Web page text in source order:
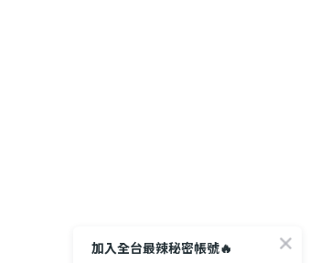
加入全台最辣秘密帳號🔥